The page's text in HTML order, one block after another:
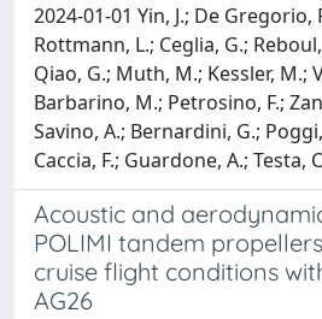
2024-01-01 Yin, J.; De Gregorio,
Rottmann, L.; Ceglia, G.;
Qiao, G.; Muth, M.; Kessler, M.;
Barbarino, M.; Petrosino, F.;
Savino, A.; Bernardini, G.;
Caccia, F.; Guardone, A.; Testa,
Acoustic and
POLIMI tandem
cruise flight conditions
AG26